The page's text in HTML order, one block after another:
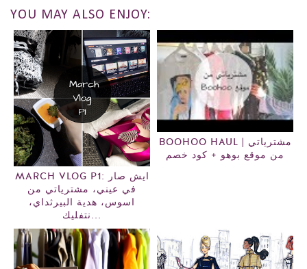
YOU MAY ALSO ENJOY:
MARCH VLOG P1: ايش صار
في عيني، مشترياتي من
اسوس، هدية البيرثداي،
نتفليك...
BOOHOO HAUL | مشترياتي
من موقع بوهو + كود خصم